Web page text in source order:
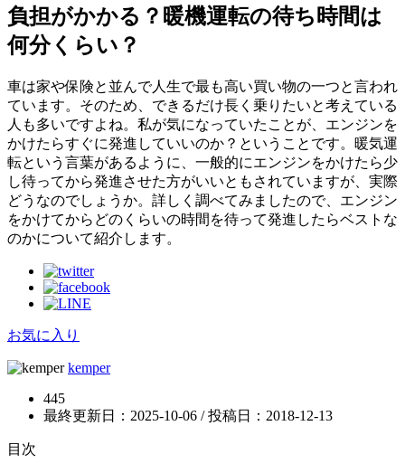
負担がかかる？暖機運転の待ち時間は
何分くらい？
車は家や保険と並んで人生で最も高い買い物の一つと言われ
ています。そのため、できるだけ長く乗りたいと考えている
人も多いですよね。私が気になっていたことが、エンジンを
かけたらすぐに発進していいのか？ということです。暖気運
転という言葉があるように、一般的にエンジンをかけたら少
し待ってから発進させた方がいいともされていますが、実際
どうなのでしょうか。詳しく調べてみましたので、エンジン
をかけてからどのくらいの時間を待って発進したらベストな
のかについて紹介します。
お気に入り
kemper
445
最終更新日：2025-10-06 / 投稿日： 2018-12-13
目次